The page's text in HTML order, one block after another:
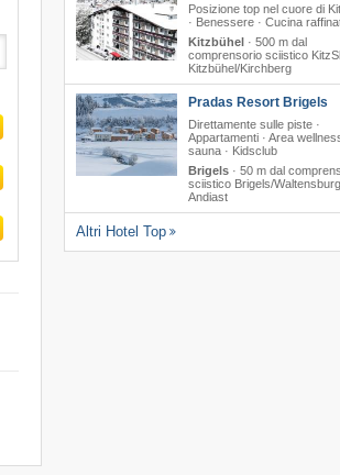
Posizione top nel cuore di
· Benessere · Cucina
Kitzbühel· 500 m dal
comprensorio sciistico
Kitzbühel/​Kirchberg
Pradas Resort Brigels
Direttamente sulle piste ·
Appartamenti · Area
sauna · Kidsclub
Brigels· 50 m dal
sciistico Brigels/​
Andiast
Altri Hotel Top